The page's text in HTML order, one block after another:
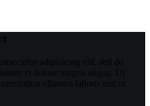
adipisicing elit, sed do
et dolore magna aliqua. Ut
ullamco laboris nisi ut